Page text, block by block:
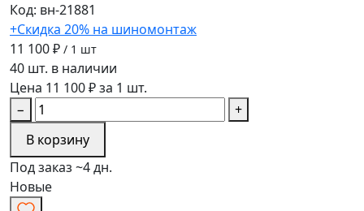
Код: вн-21881
+Скидка 20% на шиномонтаж
11 100 ₽ / 1 шт
40 шт. в наличии
Цена 11 100 ₽ за 1 шт.
−
+
В корзину
Под заказ ~4 дн.
Новые